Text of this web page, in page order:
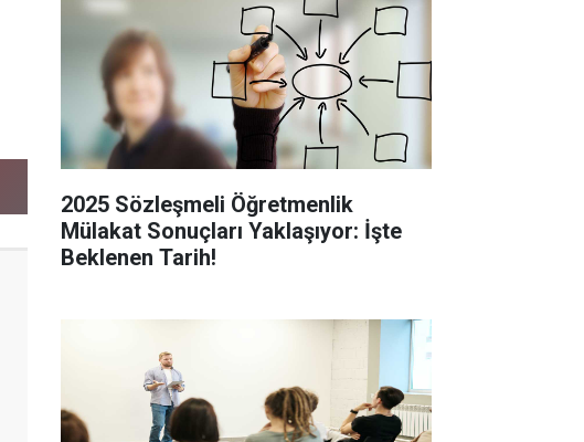
2025 Sözleşmeli Öğretmenlik
Mülakat Sonuçları Yaklaşıyor: İşte
Beklenen Tarih!